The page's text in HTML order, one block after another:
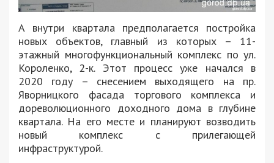
А внутри квартала предполагается постройка
новых объектов, главный из которых – 11-
этажный многофункциональный комплекс по ул.
Короленко, 2-к. Этот процесс уже начался в
2020 году – снесением выходящего на пр.
Яворницкого фасада торгового комплекса и
дореволюционного доходного дома в глубине
квартала. На его месте и планируют возводить
новый комплекс с прилегающей
инфраструктурой.